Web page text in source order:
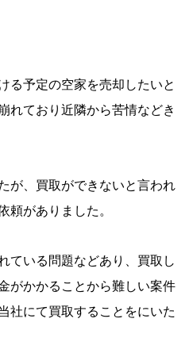
る予定の空家を売却したいと
れており近隣から苦情などき
が、買取ができないと言われ
頼がありました。
ている問題などあり、買取し
がかかることから難しい案件
社にて買取することをにいた